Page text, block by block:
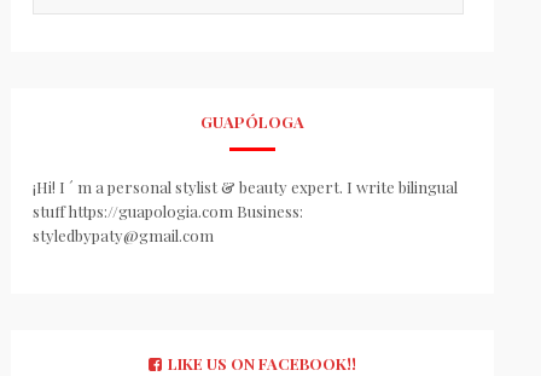
GUAPÓLOGA
¡Hi! I ´ m a personal stylist & beauty expert. I write bilingual
stuff https://guapologia.com Business:
styledbypaty@gmail.com
LIKE US ON FACEBOOK!!